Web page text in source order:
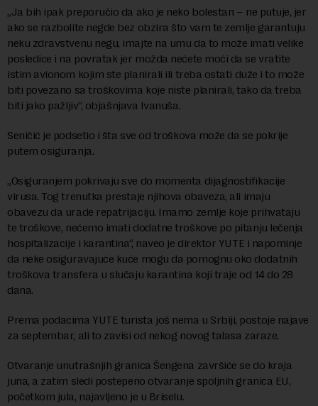
„Ja bih ipak preporučio da ako je neko bolestan – ne putuje, jer
ako se razbolite negde bez obzira što vam te zemlje garantuju
neku zdravstvenu negu, imajte na umu da to može imati velike
posledice i na povratak jer možda nećete moći da se vratite
istim avionom kojim ste planirali ili treba ostati duže i to može
biti povezano sa troškovima koje niste planirali, tako da treba
biti jako pažljiv“, objašnjava Ivanuša.
Seničić je podsetio i šta sve od troškova može da se pokrije
putem osiguranja.
„Osiguranjem pokrivaju sve do momenta dijagnostifikacije
virusa. Tog trenutka prestaje njihova obaveza, ali imaju
obavezu da urade repatrijaciju. Imamo zemlje koje prihvataju
te troškove, nećemo imati dodatne troškove po pitanju lečenja
hospitalizacije i karantina“, naveo je direktor YUTE i napominje
da neke osiguravajuće kuće mogu da pomognu oko dodatnih
troškova transfera u slučaju karantina koji traje od 14 do 28
dana.
Prema podacima YUTE turista još nema u Srbiji, postoje najave
za septembar, ali to zavisi od nekog novog talasa zaraze.
Otvaranje unutrašnjih granica Šengena završiće se do kraja
juna, a zatim sledi postepeno otvaranje spoljnih granica EU,
početkom jula, najavljeno je u Briselu.